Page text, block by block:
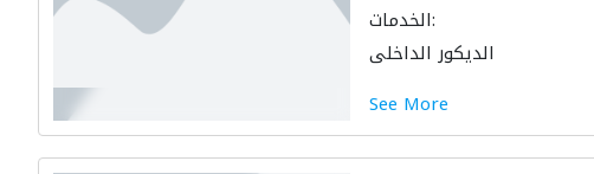
الخدمات:
الديكور الداخلي
See More